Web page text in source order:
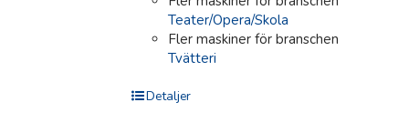
Teater/Opera/Skola
Fler maskiner för branschen
Tvätteri
Detaljer